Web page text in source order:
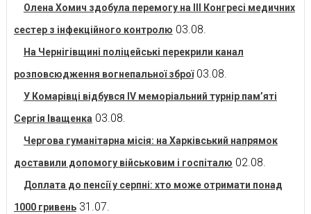
Олена Хомич здобула перемогу на ІІІ Конгресі медичних
сестер з інфекційного контролю 03.08.
На Чернігівщині поліцейські перекрили канал
розповсюдження вогнепальної зброї 03.08.
У Комарівці відбувся IV меморіальний турнір пам’яті
Сергія Іващенка 03.08.
Чергова гуманітарна місія: на Харківський напрямок
доставили допомогу військовим і госпіталю 02.08.
Доплата до пенсії у серпні: хто може отримати понад
1000 гривень 31.07.